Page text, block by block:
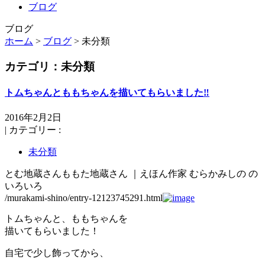
ブログ
ブログ
ホーム > ブログ > 未分類
カテゴリ：未分類
トムちゃんとももちゃんを描いてもらいました‼️
2016年2月2日
| カテゴリー :
未分類
とむ地蔵さんももた地蔵さん ｜えほん作家 むらかみしの の
いろいろ
/murakami-shino/entry-12123745291.html
トムちゃんと、ももちゃんを
描いてもらいました！
自宅で少し飾ってから、